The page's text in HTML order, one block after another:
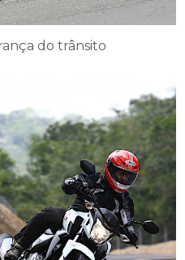
do trânsito